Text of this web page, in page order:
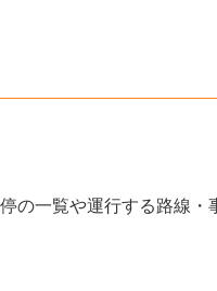
の一覧や運行する路線・